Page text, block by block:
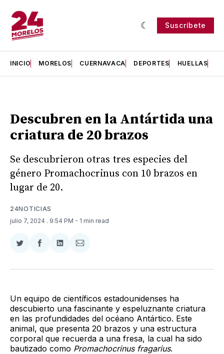
Suscríbete
INICIO MORELOS CUERNAVACA DEPORTES HUELLAS
Descubren en la Antártida una
criatura de 20 brazos
Se descubrieron otras tres especies del
género Promachocrinus con 10 brazos en
lugar de 20.
24NOTICIAS
julio 7, 2024 . 9:54 PM - 1 min read
Compartir
Twitter
Compartir
Facebook
Compartir
LinkedIn
Compartir
Email
Un equipo de científicos estadounidenses ha
descubierto una fascinante y espeluznante criatura
en las profundidades del océano Antártico. Este
animal, que presenta 20 brazos y una estructura
corporal que recuerda a una fresa, la cual ha sido
bautizado como Promachocrinus fragarius.